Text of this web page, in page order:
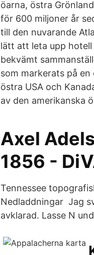
öarna, östra
för 600 miljoner år
till den nuvarande
lätt att leta upp hotell
bekvämt
som markerats på
östra USA och
av den amerikanska
Axel
1856 -
Tennessee
Nedladdningar Jag
avklarad. Lasse N